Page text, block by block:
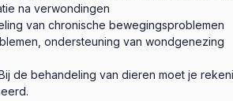
na verwondingen
van chronische bewegingsproblemen
ondersteuning van wondgenezing
de behandeling van dieren moet je